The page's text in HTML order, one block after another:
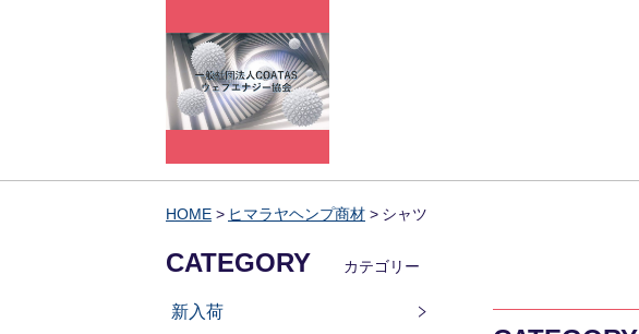
HOME ヒマラヤヘンプ商材 シャツ
CATEGORY カテゴリー
新入荷